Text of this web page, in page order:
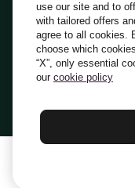
Domande frequenti
Lavora con noi
Diventa Shopper
Investitori
Privacy
Termini
use our site and to
with tailored offers
agree to all cookies.
choose which
“X”, only essential
our cookie policy